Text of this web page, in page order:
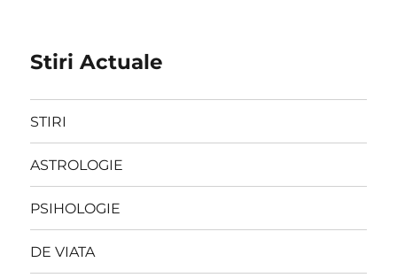
Stiri Actuale
STIRI
ASTROLOGIE
PSIHOLOGIE
DE VIATA